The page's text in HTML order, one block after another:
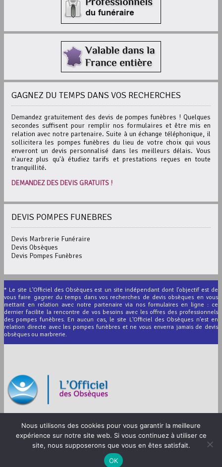
GAGNEZ DU TEMPS DANS VOS RECHERCHES
Demandez gratuitement des devis de pompes funèbres ! Quelques
secondes suffisent pour remplir nos formulaires et être mis en
relation avec notre partenaire. Suite à un échange téléphonique, il
sollicitera les pompes funèbres du lieu de votre choix qui vous
enveront un devis personnalisé dans les meilleurs délais. Vous
n'aurez plus qu'à étudiez tarifs et prestations reçues en toute
tranquillité.
DEMANDEZ DES DEVIS GRATUITS !
DEVIS POMPES FUNEBRES
Devis Marbrerie Funéraire
Devis Obsèques
Devis Pompes Funèbres
* Le site L'Officiel des Obsèques est un site indépendant dont l'objectif est de
vous faire gagner du temps dans vos recherches de devis obsèques en vous
mettant en relation avec notre partenaire via nos formulaires en ligne : ce
dernier facilite la rencontre de vos besoins avec les offres des professionnels
des pompes funèbres. En aucun cas, le site L'Officiel des Obsèques n'est en
relation directe avec les pompes funèbres et ne vous enverra jamais de devis
obsèques ou marbrerie.
© 2012-2026 L’Officiel des Obsèques
Mentions légales
Nous utilisons des cookies pour vous garantir la meilleure
expérience sur notre site web. Si vous continuez à utiliser ce
site, nous supposerons que vous en êtes satisfait.
OK